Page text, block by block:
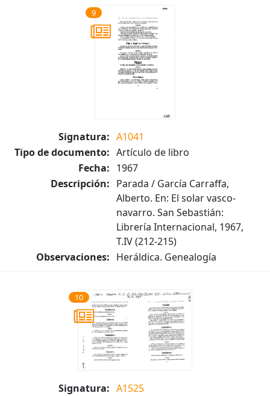
9
Signatura: A1041
Tipo de documento: Artículo de libro
Fecha: 1967
Descripción: Parada / García Carraffa,
Alberto. En: El solar vasco-
navarro. San Sebastián:
Librería Internacional, 1967,
T.IV (212-215)
Observaciones: Heráldica. Genealogía
10
Signatura: A1525